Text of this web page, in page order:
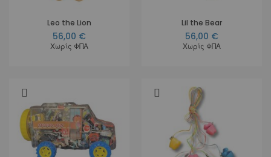
Leo the Lion
56,00 €
Χωρίς ΦΠΑ
Lil the Bear
56,00 €
Χωρίς ΦΠΑ